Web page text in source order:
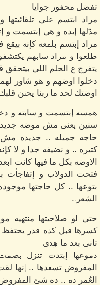
تفضل محفور جوايا
مراد ابتسم على
مدّلها إيده و هى إبتسمت
مراد إبتسم بلمعه كإنه
طلعوا و مراد سابهم
يتفرج ع الحلم اللى بيتحقق
دخلوا اوضهم و هو شاور
اوضتك لحد ما ربنا يحنن
همسه إبتسمت و سابته و
سنين يعنى مش موضه جديده
حاجه جميله .. جديده
كتيره .. و نضيفه جدا و لا
الاوضه بكل ما فيها كانت
فتحت الدولاب و إتفاجأت
بتوعها .. كل حاجتها
الشعر..
حتى لو صلاحيتها منتهيه
كسرها قبل كده قدر يحتفظ
تانى بعد ما هِدى
دموعها إبتدت تنزل
المفروض تسعدها .. إنها
العُمر ده .. ده شئ